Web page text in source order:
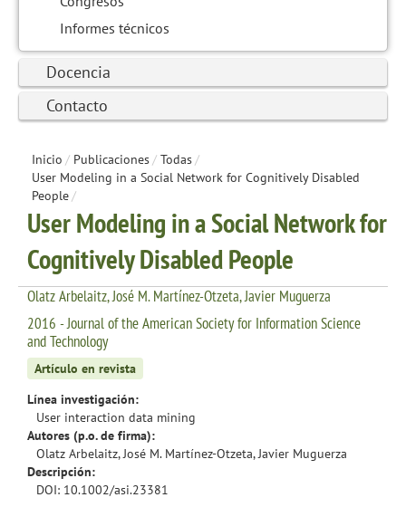
Informes técnicos
Docencia
Contacto
Inicio / Publicaciones/ Todas/
User Modeling in a Social Network for Cognitively Disabled
People/
User Modeling in a Social Network for
Cognitively Disabled People
Olatz Arbelaitz, José M. Martínez-Otzeta, Javier Muguerza
2016 - Journal of the American Society for Information Science
and Technology
Artículo en revista
Línea investigación:
User interaction data mining
Autores (p.o. de firma):
Olatz Arbelaitz, José M. Martínez-Otzeta, Javier Muguerza
Descripción:
DOI: 10.1002/asi.23381